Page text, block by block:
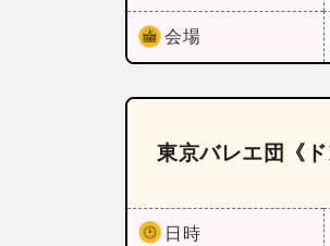
会場
東京バレエ団《ド
日時